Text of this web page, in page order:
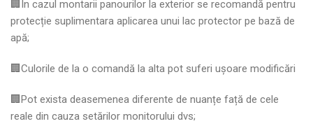
🏢In cazul montarii panourilor la exterior se recomandă pentru
protecție suplimentara aplicarea unui lac protector pe bază de
apă;
🏢Culorile de la o comandă la alta pot suferi ușoare modificări
🏢Pot exista deasemenea diferente de nuanțe față de cele
reale din cauza setărilor monitorului dvs;